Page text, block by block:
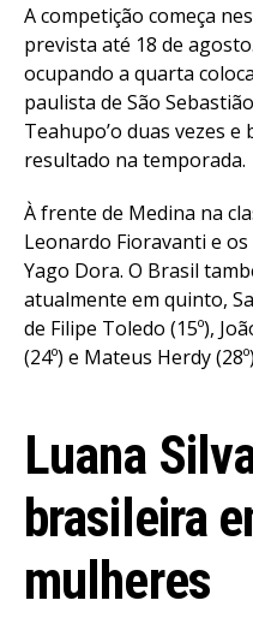
A competição começa
prevista até 18 de
ocupando a quarta
paulista de São
Teahupo’o duas vezes e
resultado na temporada.
À frente de Medina na
Leonardo Fioravanti e
Yago Dora. O Brasil
atualmente em quinto,
de Filipe Toledo (15º),
(24º) e Mateus Herdy
Luana
brasileira
mulheres